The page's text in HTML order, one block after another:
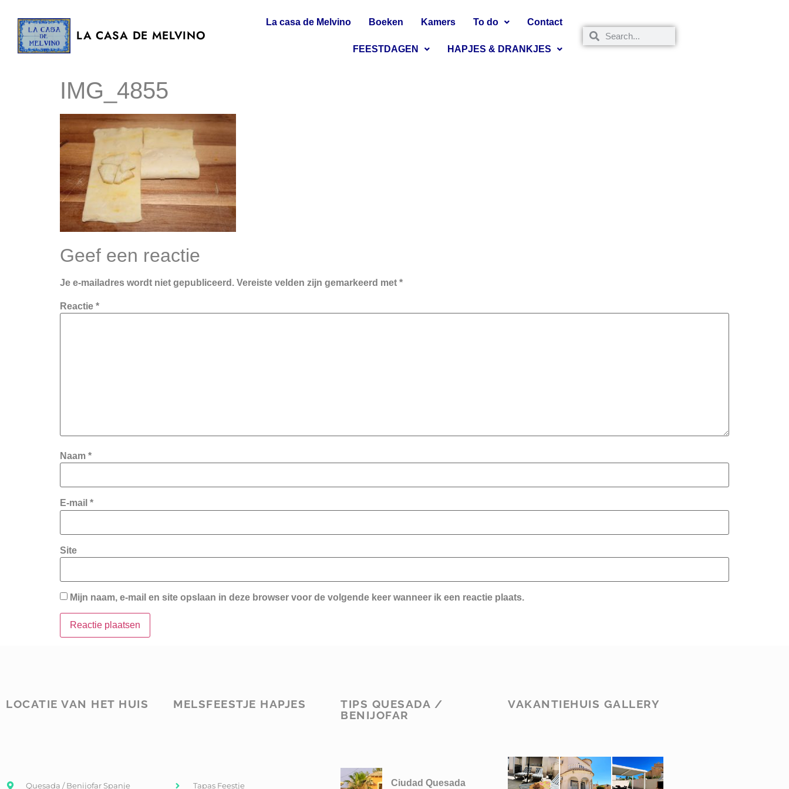
LA CASA DE MELVINO
La casa de Melvino Boeken Kamers To do Contact
FEESTDAGEN HAPJES & DRANKJES
IMG_4855
Geef een reactie
Je e-mailadres wordt niet gepubliceerd. Vereiste velden zijn gemarkeerd met *
Reactie *
Naam *
E-mail *
Site
Mijn naam, e-mail en site opslaan in deze browser voor de volgende keer wanneer ik een reactie plaats.
LOCATIE VAN HET HUIS
Quesada / Benijofar Spanje
MELSFEESTJE HAPJES
Tapas Feestje
TIPS QUESADA /
BENIJOFAR
Ciudad Quesada
VAKANTIEHUIS GALLERY